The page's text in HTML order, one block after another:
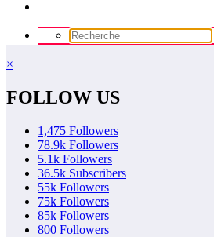
×
FOLLOW US
1,475 Followers
78.9k Followers
5.1k Followers
36.5k Subscribers
55k Followers
75k Followers
85k Followers
800 Followers